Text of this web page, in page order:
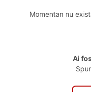
Momentan nu
Ai